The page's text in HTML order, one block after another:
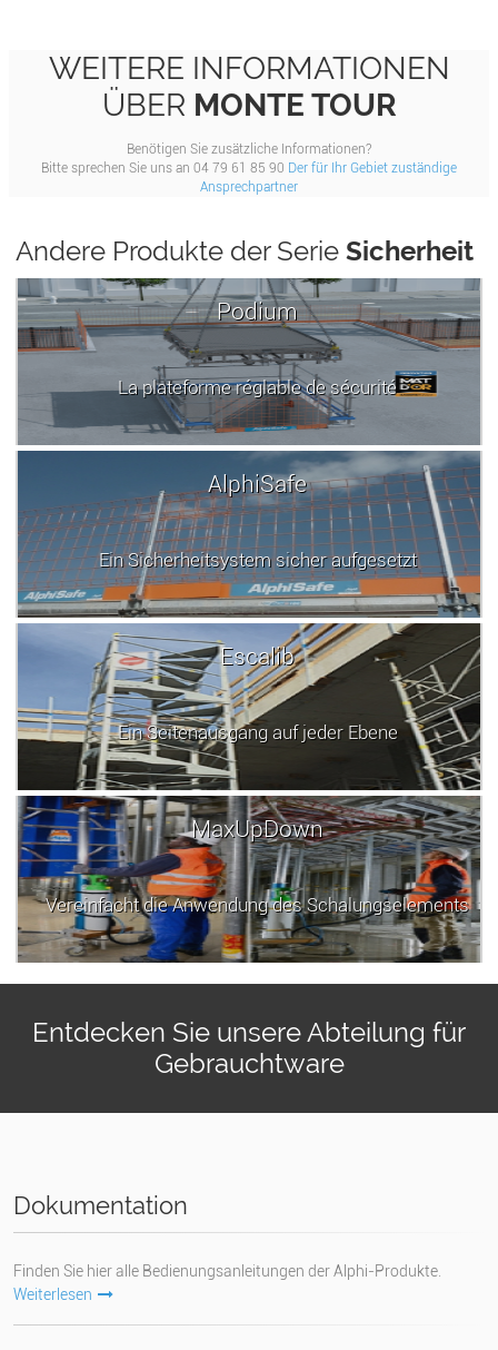
WEITERE INFORMATIONEN
ÜBER MONTE TOUR
Benötigen Sie zusätzliche Informationen?
Bitte sprechen Sie uns an 04 79 61 85 90 Der für Ihr Gebiet zuständige
Ansprechpartner
Andere Produkte der Serie Sicherheit
Podium
La plateforme réglable de sécurité
AlphiSafe
Ein Sicherheitsystem sicher aufgesetzt
Escalib
Ein Seitenausgang auf jeder Ebene
MaxUpDown
Vereinfacht die Anwendung des Schalungselements
Entdecken Sie unsere Abteilung für
Gebrauchtware
Dokumentation
Finden Sie hier alle Bedienungsanleitungen der Alphi-Produkte.
Weiterlesen